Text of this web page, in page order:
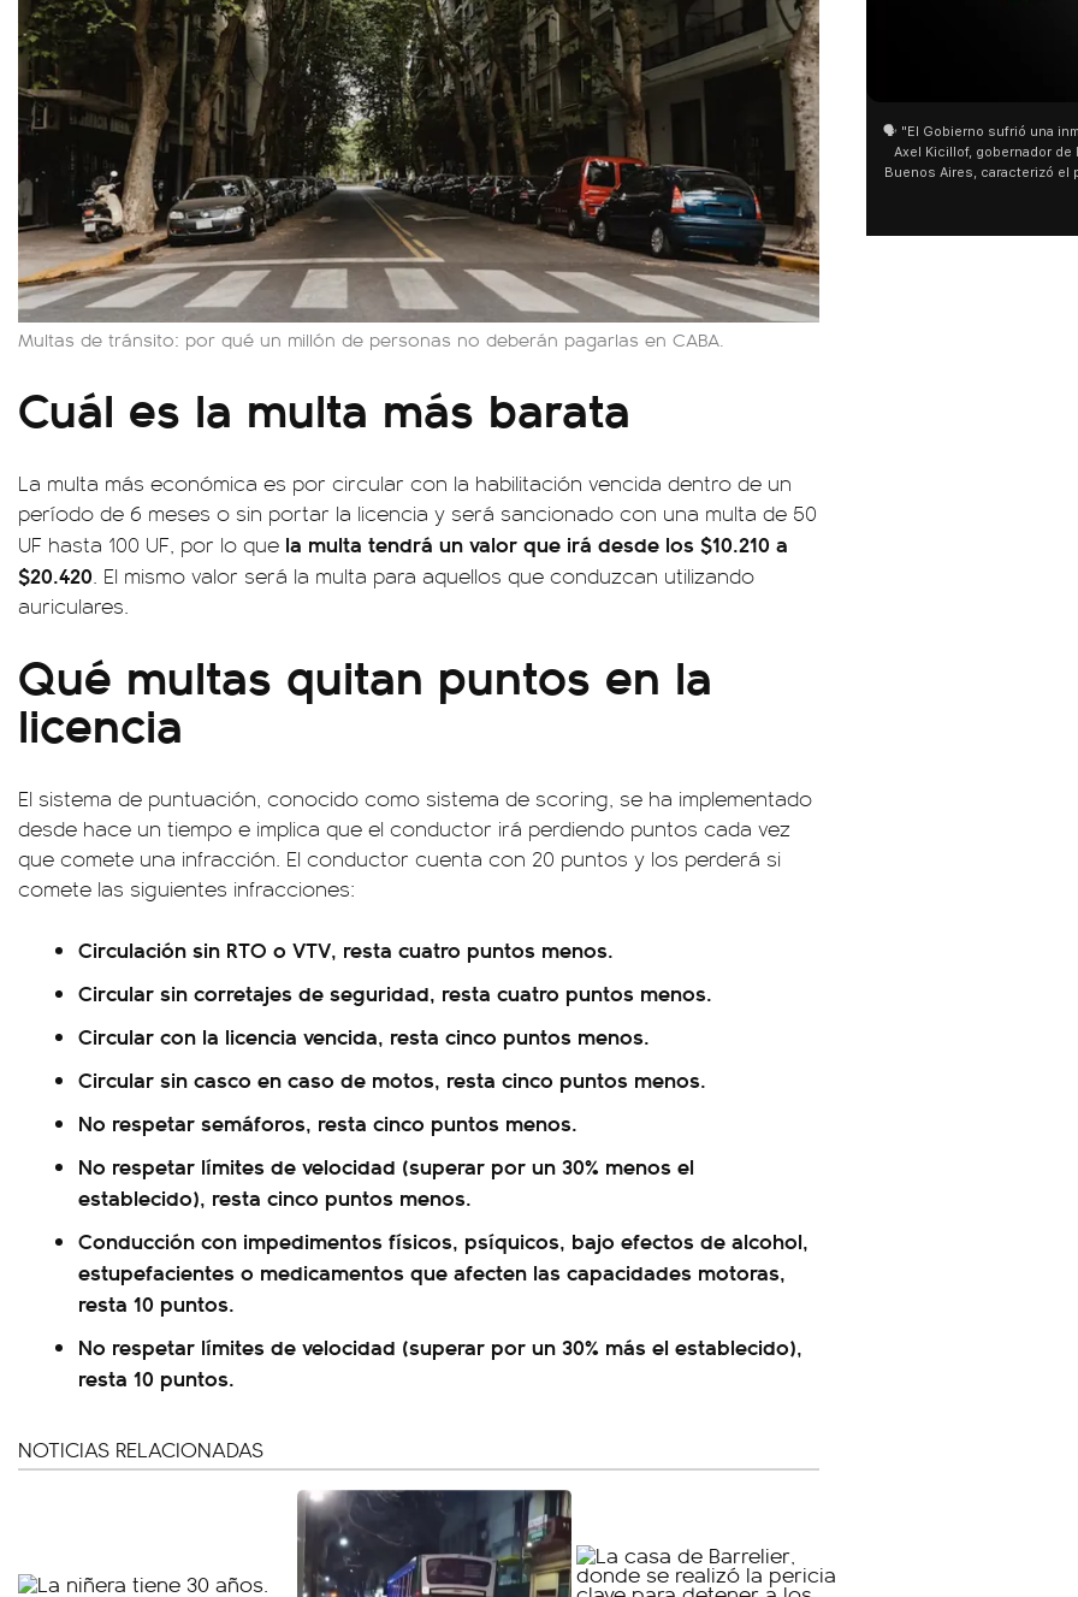
Multas de tránsito: por qué un millón de personas no deberán pagarlas en CABA.
Cuál es la multa más barata
La multa más económica es por circular con la habilitación vencida dentro de un
período de 6 meses o sin portar la licencia y será sancionado con una multa de 50
UF hasta 100 UF, por lo que la multa tendrá un valor que irá desde los $10.210 a
$20.420 . El mismo valor será la multa para aquellos que conduzcan utilizando
auriculares.
Qué multas quitan puntos en la
licencia
El sistema de puntuación, conocido como sistema de scoring, se ha implementado
desde hace un tiempo e implica que el conductor irá perdiendo puntos cada vez
que comete una infracción. El conductor cuenta con 20 puntos y los perderá si
comete las siguientes infracciones:
Circulación sin RTO o VTV, resta cuatro puntos menos.
Circular sin corretajes de seguridad, resta cuatro puntos menos.
Circular con la licencia vencida, resta cinco puntos menos.
Circular sin casco en caso de motos, resta cinco puntos menos.
No respetar semáforos, resta cinco puntos menos.
No respetar límites de velocidad (superar por un 30% menos el
establecido), resta cinco puntos menos.
Conducción con impedimentos físicos, psíquicos, bajo efectos de alcohol,
estupefacientes o medicamentos que afecten las capacidades motoras,
resta 10 puntos.
No respetar límites de velocidad (superar por un 30% más el establecido),
resta 10 puntos.
NOTICIAS RELACIONADAS
01:05
🗣️ "El Gobierno sufrió una inmensa derrota" 🎙️
Axel Kicillof, gobernador de la Provincia de
Buenos Aires, caracterizó el proyecto de Ley
de Inviolabilidad de la Propiedad Privada
como "una lista sábana con temas nefastos"
y destacó "la movilización popular". 📌 La
declaración fue desde el santuario de San
Cayetano, donde también advirtió que "la
sociedad no solo sufre porque no llega sino
que también está endeudada".
San Cayetano: Jorge García
miles de peregrinos en
de Buenos Aires destacó la
agua y soportó las bajas
últimos días: "Son dificultades